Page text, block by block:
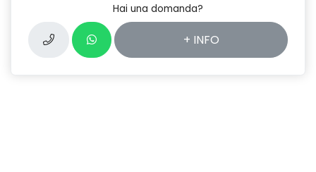
Hai una domanda?
+ INFO